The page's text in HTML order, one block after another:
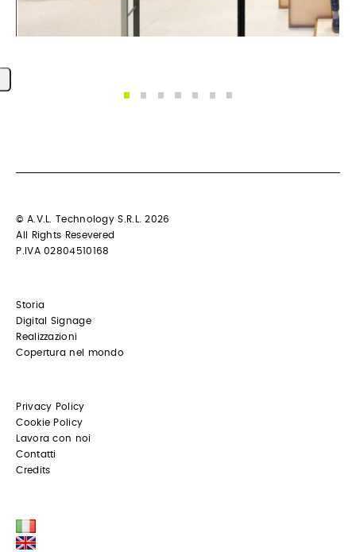
© A.V.L. Technology S.R.L. 2026
All Rights Resevered
P.IVA 02804510168
Storia
Digital Signage
Realizzazioni
Copertura nel mondo
Privacy Policy
Cookie Policy
Lavora con noi
Contatti
Credits